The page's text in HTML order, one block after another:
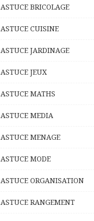
ASTUCE BRICOLAGE
ASTUCE CUISINE
ASTUCE JARDINAGE
ASTUCE JEUX
ASTUCE MATHS
ASTUCE MEDIA
ASTUCE MENAGE
ASTUCE MODE
ASTUCE ORGANISATION
ASTUCE RANGEMENT